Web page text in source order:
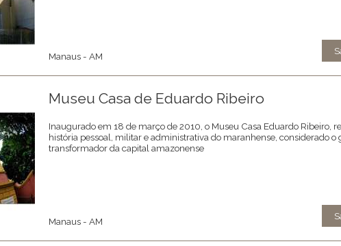
Manaus - AM
Museu Casa de Eduardo Ribeiro
Inaugurado em 18 de março de 2010, o Museu Casa Eduardo Ribeiro,
história pessoal, militar e administrativa do maranhense, considerado o
transformador da capital amazonense
Manaus - AM